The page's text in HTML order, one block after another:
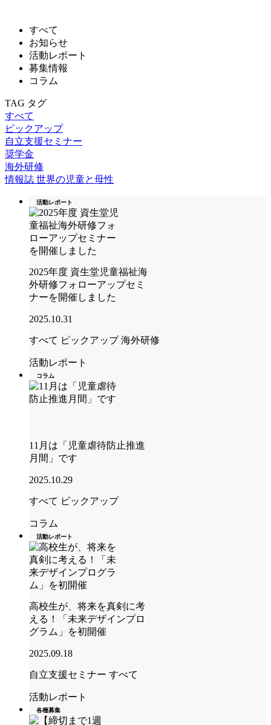
すべて
お知らせ
活動レポート
募集情報
コラム
TAG タグ
すべて
ピックアップ
自立支援セミナー
奨学金
海外研修
情報誌 世界の児童と母性
活動レポート
2025年度 資生堂児童福祉海
外研修フォローアップセミ
ナーを開催しました
2025.10.31
すべて ピックアップ 海外研修
活動レポート
コラム
11月は「児童虐待防止推進
月間」です
2025.10.29
すべて ピックアップ
コラム
活動レポート
高校生が、将来を真剣に考
える！「未来デザインプロ
グラム」を初開催
2025.09.18
自立支援セミナー すべて
活動レポート
各種募集